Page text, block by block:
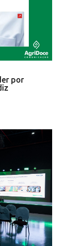
por